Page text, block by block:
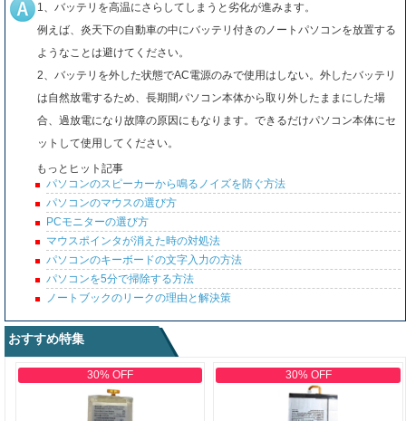
1、バッテリを高温にさらしてしまうと劣化が進みます。
例えば、炎天下の自動車の中にバッテリ付きのノートパソコンを放置する
ようなことは避けてください。
2、バッテリを外した状態でAC電源のみで使用はしない。外したバッテリ
は自然放電するため、長期間パソコン本体から取り外したままにした場
合、過放電になり故障の原因にもなります。できるだけパソコン本体にセ
ットして使用してください。
もっとヒット記事
パソコンのスピーカーから鳴るノイズを防ぐ方法
パソコンのマウスの選び方
PCモニターの選び方
マウスポインタが消えた時の対処法
パソコンのキーボードの文字入力の方法
パソコンを5分で掃除する方法
ノートブックのリークの理由と解決策
おすすめ特集
30% OFF 30% OFF